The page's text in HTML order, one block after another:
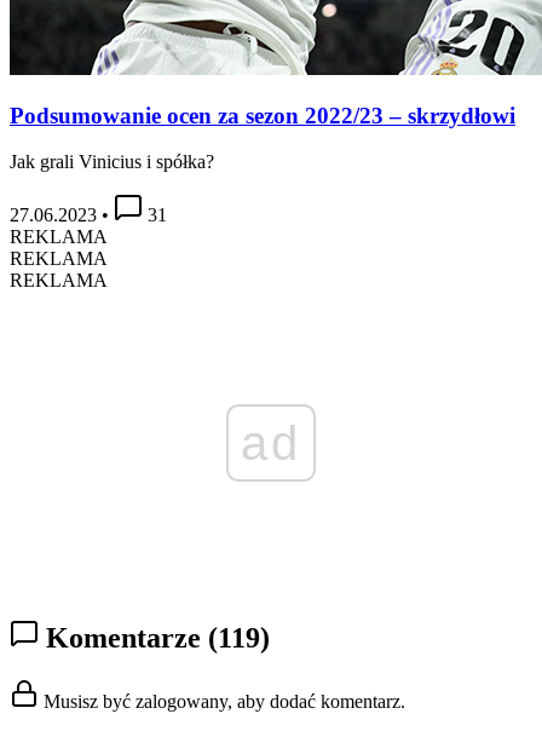
Podsumowanie ocen za sezon 2022/23 – skrzydłowi
Jak grali Vinicius i spółka?
27.06.2023 •
31
REKLAMA
REKLAMA
REKLAMA
ad
Komentarze (119)
Musisz być zalogowany, aby dodać komentarz.